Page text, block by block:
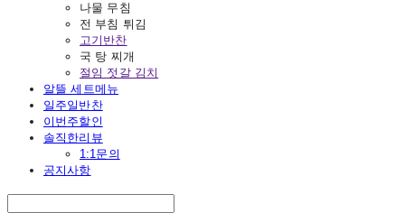
나물 무침
전 부침 튀김
고기반찬
국 탕 찌개
절임 젓갈 김치
알뜰 세트메뉴
일주일반찬
이번주할인
솔직한리뷰
1:1문의
공지사항